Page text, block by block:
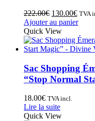
222.00€ 130.00€ TVA
Ajouter au panier
Quick View
Sac Shopping
“Stop Normal
18.00€ TVA incl.
Lire la suite
Quick View